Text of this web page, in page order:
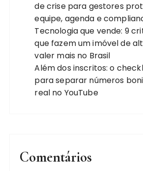
de crise para gestores
equipe, agenda e
Tecnologia que vende: 9
que fazem um imóvel de
valer mais no Brasil
Além dos inscritos: o
para separar números
real no YouTube
Comentários